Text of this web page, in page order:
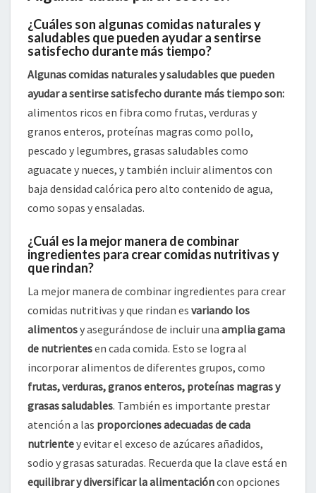
¿Cuáles son algunas comidas naturales y
saludables que pueden ayudar a sentirse
satisfecho durante más tiempo?
Algunas comidas naturales y saludables que pueden
ayudar a sentirse satisfecho durante más tiempo son:
alimentos ricos en fibra como frutas, verduras y
granos enteros, proteínas magras como pollo,
pescado y legumbres, grasas saludables como
aguacate y nueces, y también incluir alimentos con
baja densidad calórica pero alto contenido de agua,
como sopas y ensaladas.
¿Cuál es la mejor manera de combinar
ingredientes para crear comidas nutritivas y
que rindan?
La mejor manera de combinar ingredientes para crear
comidas nutritivas y que rindan es variando los
alimentosy asegurándose de incluir una amplia gama
de nutrientesen cada comida. Esto se logra al
incorporar alimentos de diferentes grupos, como
frutas, verduras, granos enteros, proteínas magras y
grasas saludables. También es importante prestar
atención a las proporciones adecuadas de cada
nutrientey evitar el exceso de azúcares añadidos,
sodio y grasas saturadas. Recuerda que la clave está en
equilibrar y diversificar la alimentacióncon opciones